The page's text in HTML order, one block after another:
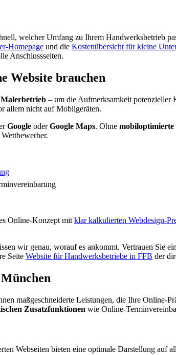
welcher Umfang zu Ihrem Handwerksbetrieb
Homepage und die Kostenübersicht für kleine
Anschlussseiten.
Website brauchen
Malerbetrieb – um die Aufmerksamkeit potenzieller
allem nicht auf Mobilgeräten.
Google oderGoogle Maps. Ohne mobiloptimierte
Online-Konzept mit klar kalkulierten Webdesign-
wir genau, worauf es ankommt. Vertrauen Sie
Seite Website für Handwerksbetriebe in FFB der
maßgeschneiderte Leistungen, die Ihre Online-
Zusatzfunktionen wie Online-
Webseiten bieten eine optimale Darstellung auf